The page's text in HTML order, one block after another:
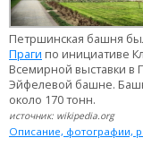
Петршинская башня
Праги по инициативе
Всемирной выставки в
Эйфелевой башне.
около 170 тонн.
источник: wikipedia.org
Описание, фотографии,